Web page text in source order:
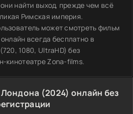
найти выход, прежде чем всё
Римская империя.
может смотреть фильм
всегда бесплатно в
1080, UltraHD) без
кинотеатре Zona-films.
(2024) онлайн без